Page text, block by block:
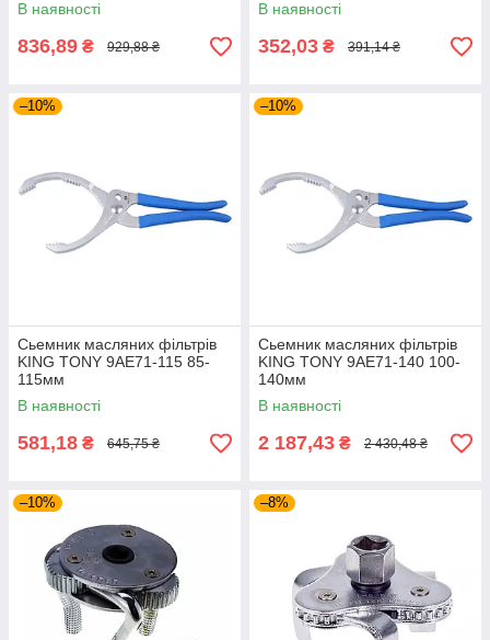
В наявності
836,89 ₴ 929,88 ₴
В наявності
352,03 ₴ 391,14 ₴
–10%
Сьемник масляних фільтрів
KING TONY 9AE71-115 85-
115мм
В наявності
581,18 ₴ 645,75 ₴
–10%
Сьемник масляних фільтрів
KING TONY 9AE71-140 100-
140мм
В наявності
2 187,43 ₴ 2 430,48 ₴
–10% –8%